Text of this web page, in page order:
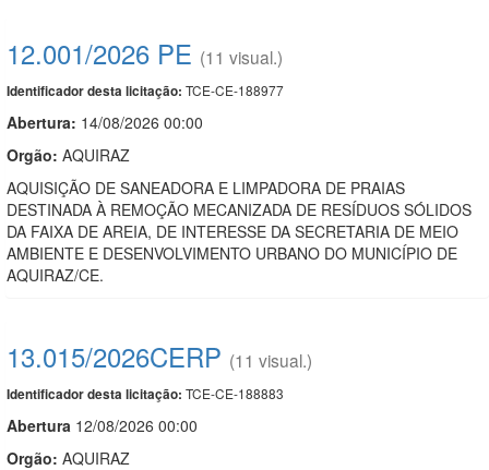
12.001/2026 PE (11 visual.)
Identificador desta licitação: TCE-CE-188977
Abertura: 14/08/2026 00:00
Orgão: AQUIRAZ
AQUISIÇÃO DE SANEADORA E LIMPADORA DE PRAIAS
DESTINADA À REMOÇÃO MECANIZADA DE RESÍDUOS SÓLIDOS
DA FAIXA DE AREIA, DE INTERESSE DA SECRETARIA DE MEIO
AMBIENTE E DESENVOLVIMENTO URBANO DO MUNICÍPIO DE
AQUIRAZ/CE.
13.015/2026CERP (11 visual.)
Identificador desta licitação: TCE-CE-188883
Abertura 12/08/2026 00:00
Orgão: AQUIRAZ